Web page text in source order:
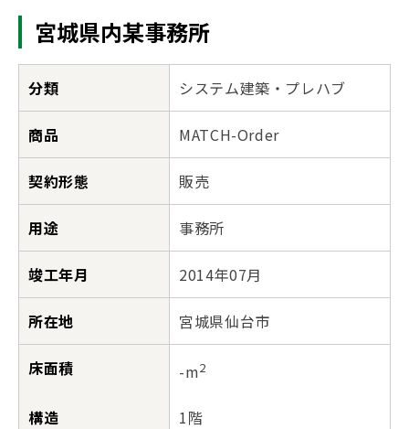
宮城県内某事務所
分類 システム建築・プレハブ
商品 MATCH-Order
契約形態 販売
用途 事務所
竣工年月 2014年07月
所在地 宮城県仙台市
床面積 -m2
構造 1階